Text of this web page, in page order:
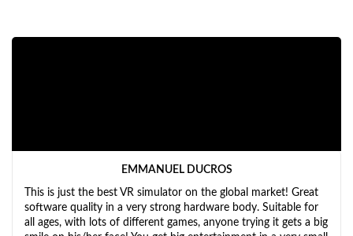
EMMANUEL DUCROS
This is just the best VR simulator on the global market! Great
software quality in a very strong hardware body. Suitable for
all ages, with lots of different games, anyone trying it gets a big